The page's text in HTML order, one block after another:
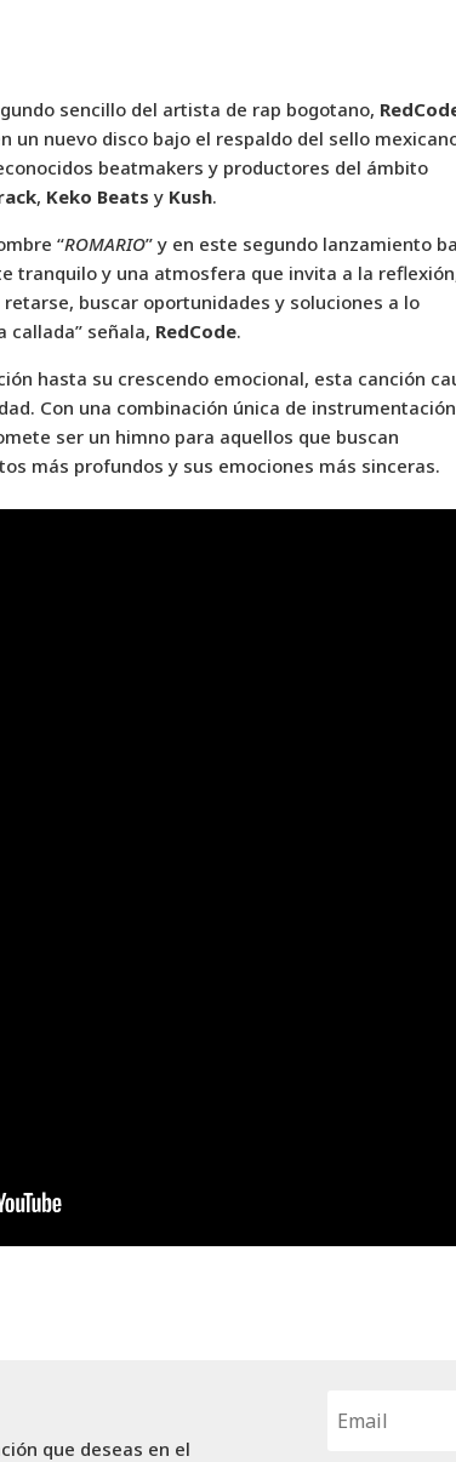
sencillo del artista de rap bogotano,
un nuevo disco bajo el respaldo del sello
beatmakers y productores del ámbito
, Keko Beats y Kush.
“ROMARIO” y en este segundo lanzamiento
tranquilo y una atmosfera que invita a la
buscar oportunidades y soluciones a lo
callada” señala, RedCode.
hasta su crescendo emocional, esta canción
Con una combinación única de
ser un himno para aquellos que buscan
más profundos y sus emociones más sinceras.
que deseas en el